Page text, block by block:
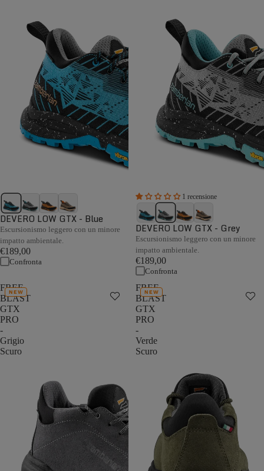
DEVERO LOW GTX - Blue
Escursionismo leggero con un minore
impatto ambientale.
€189,00
Confronta
1 recensione
DEVERO LOW GTX - Grey
Escursionismo leggero con un minore
impatto ambientale.
€189,00
Confronta
FREE
BLAST
GTX
PRO
-
Grigio
Scuro
NEW
FREE
BLAST
GTX
PRO
-
Verde
Scuro
NEW